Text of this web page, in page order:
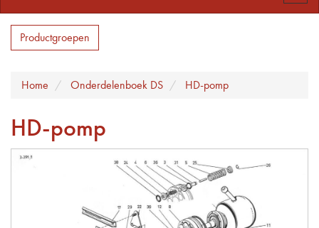
Productgroepen
Home Onderdelenboek DS HD-pomp
HD-pomp